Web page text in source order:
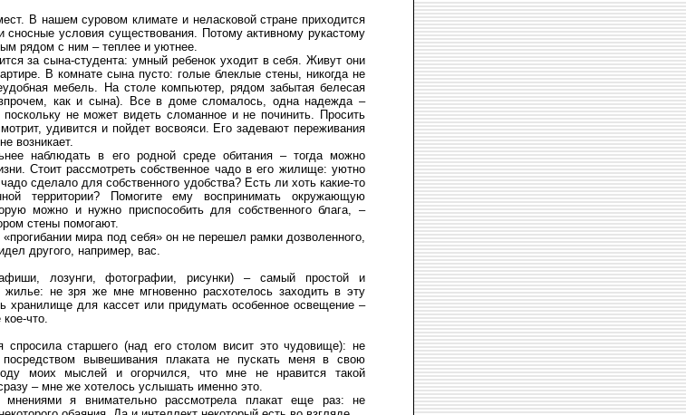
В нашем суровом климате и неласковой стране приходится
сносные условия существования. Потому активному рукастому
рядом с ним – теплее и уютнее.
за сына-студента: умный ребенок уходит в себя. Живут они
В комнате сына пусто: голые блеклые стены, никогда не
мебель. На столе компьютер, рядом забытая белесая
как и сына). Все в доме сломалось, одна надежда –
не может видеть сломанное и не починить. Просить
удивится и пойдет восвояси. Его задевают переживания
возникает.
наблюдать в его родной среде обитания – тогда можно
Стоит рассмотреть собственное чадо в его жилище: уютно
сделало для собственного удобства? Есть ли хоть какие-то
территории? Помогите ему воспринимать окружающую
можно и нужно приспособить для собственного блага, –
стены помогают.
мира под себя» он не перешел рамки дозволенного,
другого, например, вас.
лозунги, фотографии, рисунки) – самый простой и
жилье: не зря же мне мгновенно расхотелось заходить в эту
хранилище для кассет или придумать особенное освещение –
что.
спросила старшего (над его столом висит это чудовище): не
вывешивания плаката не пускать меня в свою
моих мыслей и огорчился, что мне не нравится такой
– мне же хотелось услышать именно это.
мнениями я внимательно рассмотрела плакат еще раз: не